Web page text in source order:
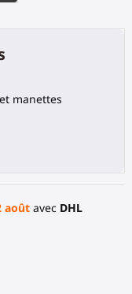
manettes
aoûtavec DHL